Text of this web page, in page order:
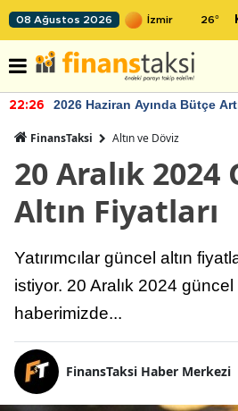
08 Ağustos 2026 26°
22:26 2026 Haziran Ayında Bütçe
FinansTaksi Altın ve Döviz
20 Aralık 2024
Altın Fiyatları
Yatırımcılar güncel altın
istiyor. 20 Aralık 2024 güncel
haberimizde...
FinansTaksi Haber Merkezi